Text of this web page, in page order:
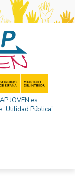
JOVEN es
“Utilidad Pública”